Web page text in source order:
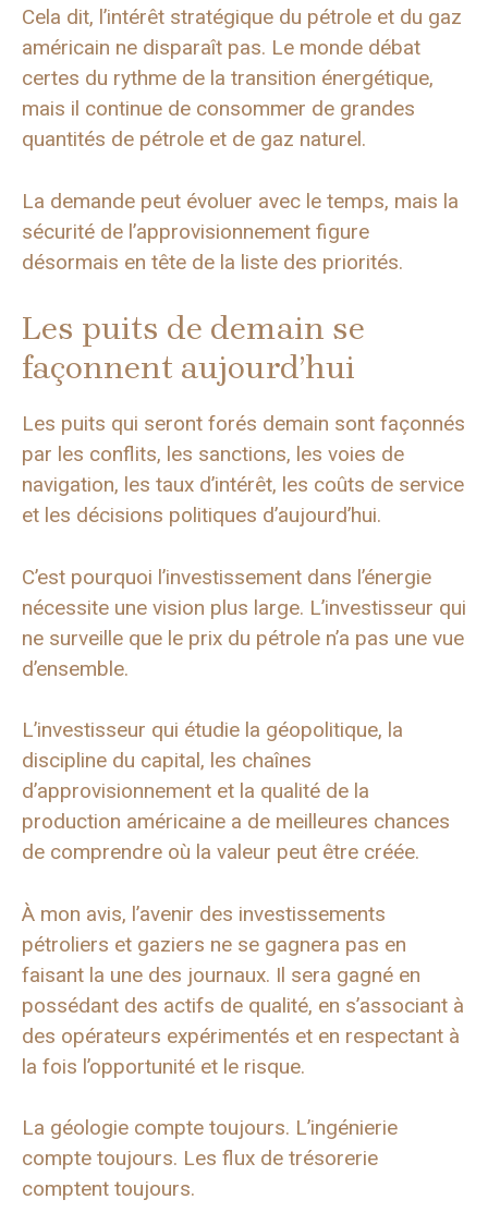
Cela dit, l’intérêt stratégique du pétrole et du gaz
américain ne disparaît pas. Le monde débat
certes du rythme de la transition énergétique,
mais il continue de consommer de grandes
quantités de pétrole et de gaz naturel.
La demande peut évoluer avec le temps, mais la
sécurité de l’approvisionnement figure
désormais en tête de la liste des priorités.
Les puits de demain se
façonnent aujourd’hui
Les puits qui seront forés demain sont façonnés
par les conflits, les sanctions, les voies de
navigation, les taux d’intérêt, les coûts de service
et les décisions politiques d’aujourd’hui.
C’est pourquoi l’investissement dans l’énergie
nécessite une vision plus large. L’investisseur qui
ne surveille que le prix du pétrole n’a pas une vue
d’ensemble.
L’investisseur qui étudie la géopolitique, la
discipline du capital, les chaînes
d’approvisionnement et la qualité de la
production américaine a de meilleures chances
de comprendre où la valeur peut être créée.
À mon avis, l’avenir des investissements
pétroliers et gaziers ne se gagnera pas en
faisant la une des journaux. Il sera gagné en
possédant des actifs de qualité, en s’associant à
des opérateurs expérimentés et en respectant à
la fois l’opportunité et le risque.
La géologie compte toujours. L’ingénierie
compte toujours. Les flux de trésorerie
comptent toujours.